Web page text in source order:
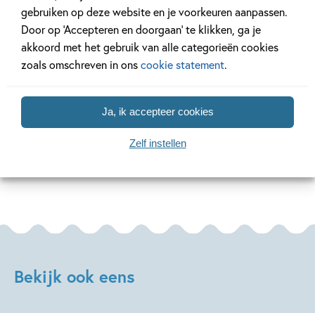
gebruiken op deze website en je voorkeuren aanpassen.
Door op ‘Accepteren en doorgaan’ te klikken, ga je
akkoord met het gebruik van alle categorieën cookies
zoals omschreven in onscookie statement.
Ja, ik accepteer cookies
Zelf instellen
27 MEI 2026
Verveel je geen moment
met deze kleurboeken!
Lees meer
17 JULI 2024
Ons
Escape-
Lees meer
Bekijk ook eens